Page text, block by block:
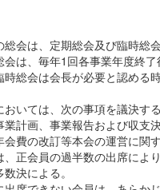
会は、定期総会及び臨時総会
会は、毎年1回各事業年度終
時総会は会長が必要と認める
いては、次の事項を議決する
業計画、事業報告および収支
会費の改訂等本会の運営に関
、正会員の過半数の出席によ
決による。